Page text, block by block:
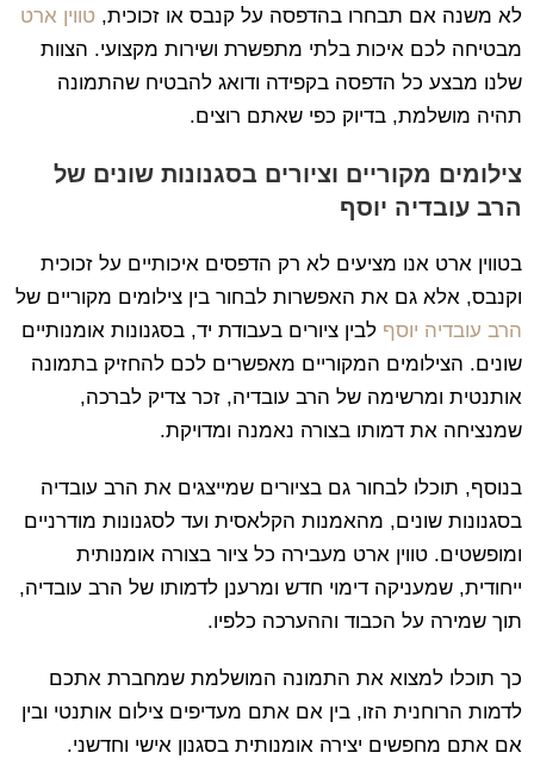
לא משנה אם תבחרו בהדפסה על קנבס או זכוכית, טווין ארט
מבטיחה לכם איכות בלתי מתפשרת ושירות מקצועי. הצוות
שלנו מבצע כל הדפסה בקפידה ודואג להבטיח שהתמונה
תהיה מושלמת, בדיוק כפי שאתם רוצים.
צילומים מקוריים וציורים בסגנונות שונים של
הרב עובדיה יוסף
בטווין ארט אנו מציעים לא רק הדפסים איכותיים על זכוכית
וקנבס, אלא גם את האפשרות לבחור בין צילומים מקוריים של
הרב עובדיה יוסף לבין ציורים בעבודת יד, בסגנונות אומנותיים
שונים. הצילומים המקוריים מאפשרים לכם להחזיק בתמונה
אותנטית ומרשימה של הרב עובדיה, זכר צדיק לברכה,
שמנציחה את דמותו בצורה נאמנה ומדויקת.
בנוסף, תוכלו לבחור גם בציורים שמייצגים את הרב עובדיה
בסגנונות שונים, מהאמנות הקלאסית ועד לסגנונות מודרניים
ומופשטים. טווין ארט מעבירה כל ציור בצורה אומנותית
ייחודית, שמעניקה דימוי חדש ומרענן לדמותו של הרב עובדיה,
תוך שמירה על הכבוד וההערכה כלפיו.
כך תוכלו למצוא את התמונה המושלמת שמחברת אתכם
לדמות הרוחנית הזו, בין אם אתם מעדיפים צילום אותנטי ובין
אם אתם מחפשים יצירה אומנותית בסגנון אישי וחדשני.